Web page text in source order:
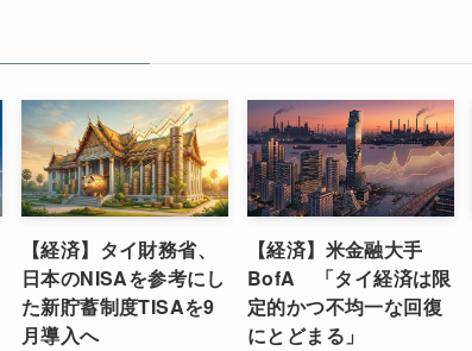
【経済】タイ財務省、
日本のNISAを参考にし
た新貯蓄制度TISAを9
月導入へ
【経済】米金融大手
BofA 「タイ経済は限
定的かつ不均一な回復
にとどまる」